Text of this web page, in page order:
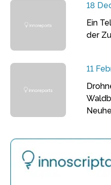
18
Ein
der
11